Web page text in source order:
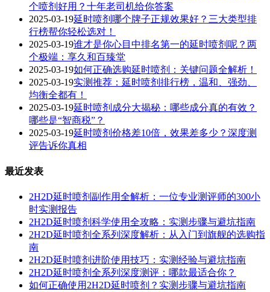
个喷剂好用？十年老司机给你答案
2025-03-19延时喷剂哪个牌子正规效果好？三大类型排
行榜帮你轻松选对！
2025-03-19谁才是你心目中排名第一的延时喷剂呢？两
个极端：享久和百臻堂
2025-03-19如何正确选购延时喷剂：关键问题全解析！
2025-03-19实测推荐：延时喷剂排行榜，温和、强劲、
均衡全都有！
2025-03-19延时喷剂成分大揭秘：哪些成分真的有效？
哪些是“智商税”？
2025-03-19延时喷剂价格差10倍，效果差多少？深度测
评告诉你真相
最近发表
2H2D延时喷剂副作用全解析：一位专业测评师的300小
时实测报告
2H2D延时喷剂科学使用全攻略：实测步骤与避坑指南
2H2D延时喷剂全系列深度解析：从入门到旗舰的选购指
南
2H2D延时喷剂进阶使用技巧：实测经验与避坑指南
2H2D延时喷剂全系列深度测评：哪款最适合你？
如何正确使用2H2D延时喷剂？实测步骤与避坑指南